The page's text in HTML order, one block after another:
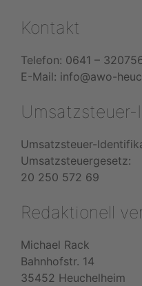
Kontakt
Telefon: 0641 –
E-Mail: info@awo-
Umsatzsteuer-
Umsatzsteuer-
Umsatzsteuergesetz:
20 250 572 69
Redaktionell
Michael Rack
Bahnhofstr. 14
35452 Heuchelheim